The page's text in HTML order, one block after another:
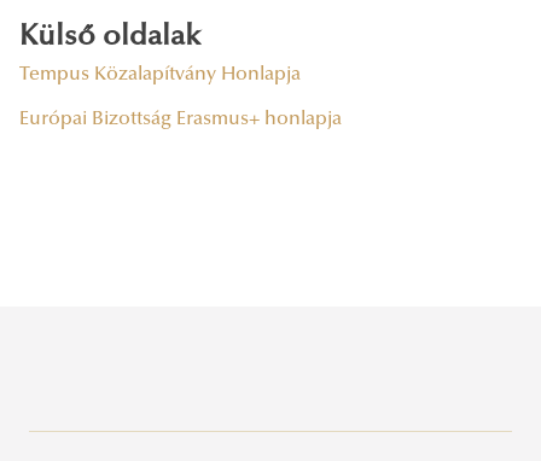
Külső oldalak
Tempus Közalapítvány Honlapja
Európai Bizottság Erasmus+ honlapja